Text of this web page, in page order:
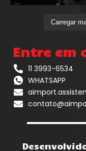
Carregar
Entre em
11 3993-6534
WHATSAPP